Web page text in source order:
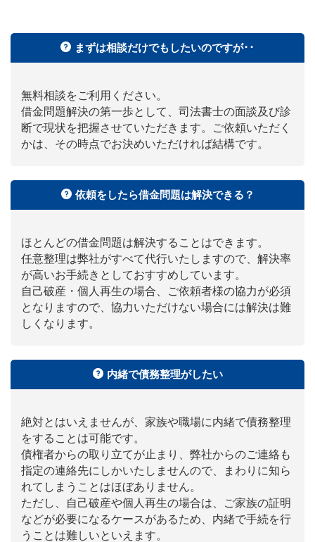
まずは相談だけでもしたいのですが･･
無料相談をご利用ください。
借金問題解決の第一歩として、司法書士の面談及び診
断で現状を把握させていただきます。ご依頼いただく
かは、その時点でお決めいただければ結構です。
依頼をしたら借金問題は解決できる？
ほとんどの借金問題は解決することはできます。
任意整理は弊社がすべて代行いたしますので、解決率
が高いお手続きとしておすすめしています。
自己破産・個人再生の場合、ご依頼者様の協力が必須
となりますので、協力いただけない場合には解決は難
しくなります。
内緒で債務整理がしたい
絶対とはいえませんが、家族や職場に内緒で債務整理
をすることは可能です。
債権者からの取り立てが止まり、弊社からのご連絡も
指定の連絡先にしかいたしませんので、まわりに知ら
れてしまうことはほぼありません。
ただし、自己破産や個人再生の場合は、ご家族の証明
などが必要になるケースがあるため、内緒で手続を行
うことは難しいといえます。